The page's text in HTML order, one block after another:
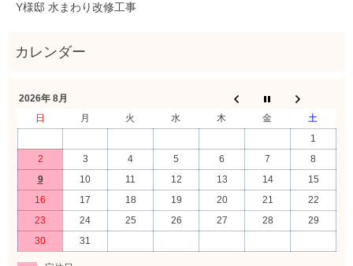
Y様邸 水まわり改修工事
2026年 8月
日
月 火 水 木 金
土
1
2
3 4 5 6 7
8
9
10 11 12 13 14
15
16
17 18 19 20 21
22
23
24 25 26 27 28
29
30
31